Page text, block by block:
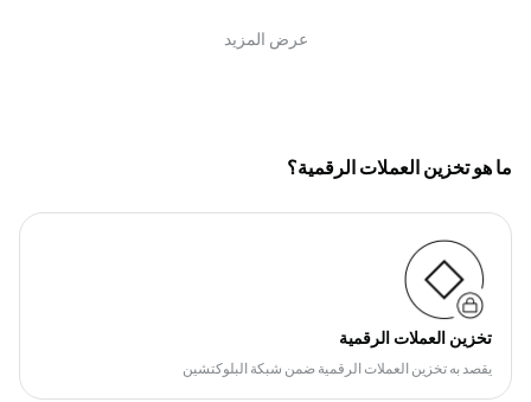
عرض المزيد
ما هو تخزين العملات الرقمية؟
تخزين العملات الرقمية
يقصد به تخزين العملات الرقمية ضمن شبكة البلوكتشين